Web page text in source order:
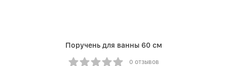
Поручень для ванны 60 см
0 отзывов